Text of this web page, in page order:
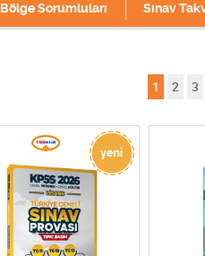
Bölge Sorumluları Sınav
1 2 3